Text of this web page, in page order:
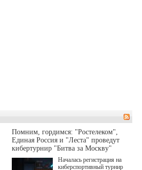
Помним, гордимся: "Ростелеком",
Единая Россия и "Леста" проведут
кибертурнир "Битва за Москву"
Началась регистрация на
киберспортивный турнир